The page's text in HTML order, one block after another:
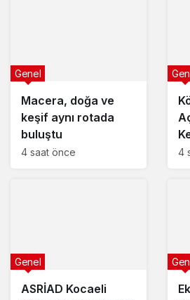
Macera, doğa ve
keşif aynı rotada
buluştu
Genel
4 saat önce 4
ASRİAD Kocaeli
Genel